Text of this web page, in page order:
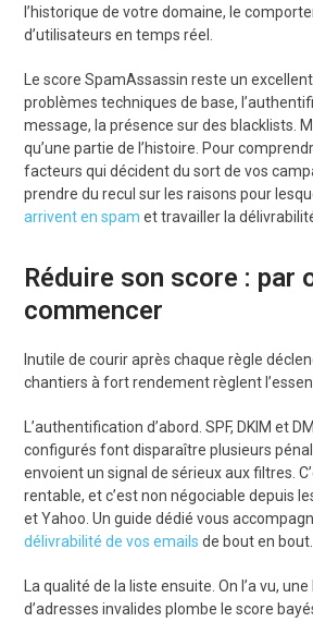
l’historique de votre domaine, le
d’utilisateurs en temps réel.
Le score SpamAssassin reste un
problèmes techniques de base,
message, la présence sur des blacklists.
qu’une partie de l’histoire. Pour
facteurs qui décident du sort de vos
prendre du recul sur les raisons pour
arrivent en spam et travailler la
Réduire son score : par
commencer
Inutile de courir après chaque règle
chantiers à fort rendement règlent
L’authentification d’abord. SPF, DKIM et
configurés font disparaître plusieurs
envoient un signal de sérieux aux filtres.
rentable, et c’est non négociable depuis
et Yahoo. Un guide dédié vous
délivrabilité de vos emails de bout en bout.
La qualité de la liste ensuite. On l’a vu,
d’adresses invalides plombe le score